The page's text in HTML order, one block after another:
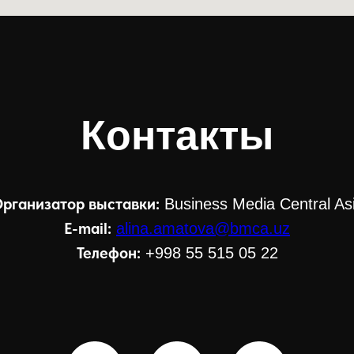
Контакты
выставки: Business Media Central
E-mail: alina.amatova@bmca.uz
Телефон: +998 55 515 05 22